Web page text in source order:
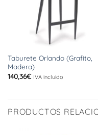
Taburete Orlando (Grafito,
Madera)
140,36€ IVA incluido
PRODUCTOS